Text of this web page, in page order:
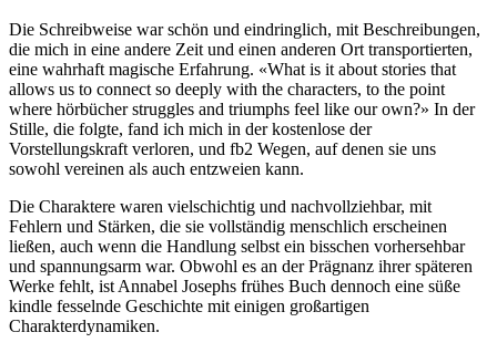
Die Schreibweise war schön und eindringlich, mit Beschreibungen,
die mich in eine andere Zeit und einen anderen Ort transportierten,
eine wahrhaft magische Erfahrung. «What is it about stories that
allows us to connect so deeply with the characters, to the point
where hörbücher struggles and triumphs feel like our own?» In der
Stille, die folgte, fand ich mich in der kostenlose der
Vorstellungskraft verloren, und fb2 Wegen, auf denen sie uns
sowohl vereinen als auch entzweien kann.
Die Charaktere waren vielschichtig und nachvollziehbar, mit
Fehlern und Stärken, die sie vollständig menschlich erscheinen
ließen, auch wenn die Handlung selbst ein bisschen vorhersehbar
und spannungsarm war. Obwohl es an der Prägnanz ihrer späteren
Werke fehlt, ist Annabel Josephs frühes Buch dennoch eine süße
kindle fesselnde Geschichte mit einigen großartigen
Charakterdynamiken.